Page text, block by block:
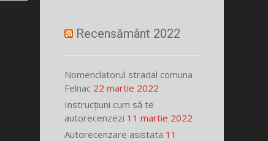
Recensământ 2022
Nomenclatorul stradal comuna
Felnac 22 martie 2022
Instrucțiuni cum să te
autorecenzezi 11 martie 2022
Autorecenzare asistata 11